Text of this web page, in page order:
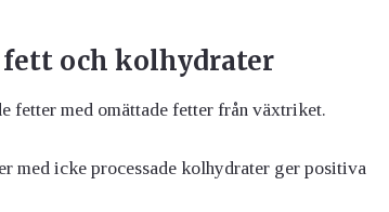
och kolhydrater
fetter med omättade fetter från växtriket.
med icke processade kolhydrater ger positiva